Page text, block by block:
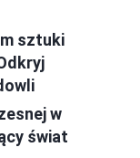
sztuki
w
świat